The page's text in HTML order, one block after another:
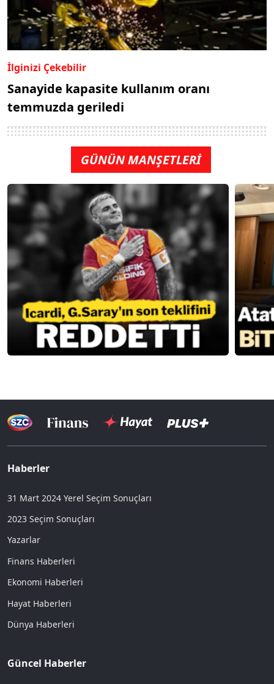
İlginizi Çekebilir
Sanayide kapasite kullanım oranı
temmuzda geriledi
GÜNÜN MANŞETLERİ
Haberler
31 Mart 2024 Yerel Seçim Sonuçları
2023 Seçim Sonuçları
Yazarlar
Finans Haberleri
Ekonomi Haberleri
Hayat Haberleri
Dünya Haberleri
Güncel Haberler